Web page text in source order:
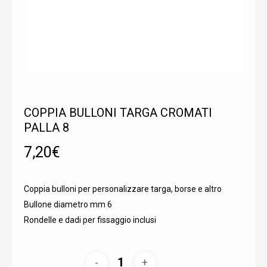
COPPIA BULLONI TARGA CROMATI
PALLA 8
7,20€
Coppia bulloni per personalizzare targa, borse e altro
Bullone diametro mm 6
Rondelle e dadi per fissaggio inclusi